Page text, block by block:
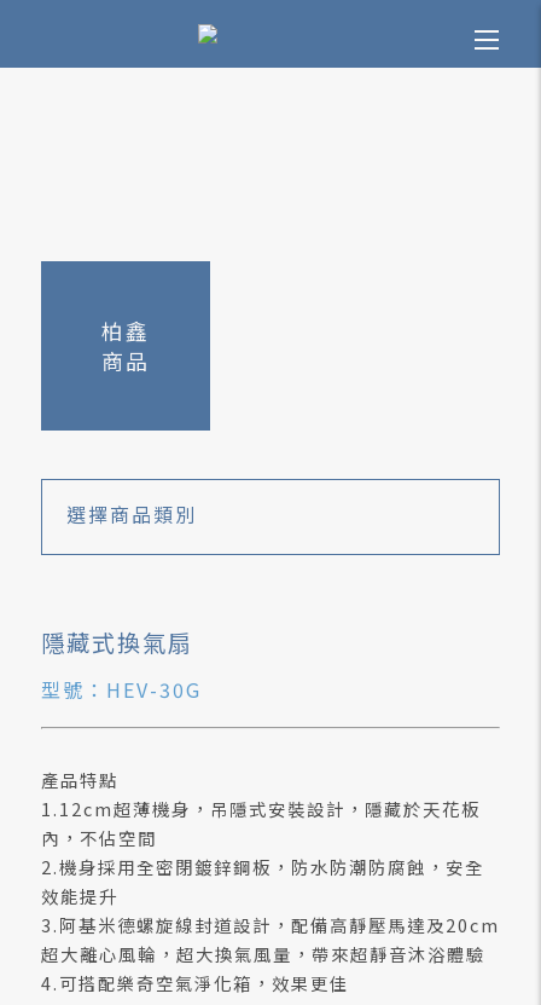
柏鑫
商品
選擇商品類別
隱藏式換氣扇
型號：HEV-30G
產品特點
1.12cm超薄機身，吊隱式安裝設計，隱藏於天花板
內，不佔空間
2.機身採用全密閉鍍鋅鋼板，防水防潮防腐蝕，安全
效能提升
3.阿基米德螺旋線封道設計，配備高靜壓馬達及20cm
超大離心風輪，超大換氣風量，帶來超靜音沐浴體驗
4.可搭配樂奇空氣淨化箱，效果更佳